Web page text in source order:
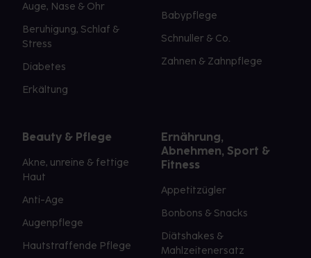
Auge, Nase & Ohr
Beruhigung, Schlaf &
Stress
Diabetes
Erkältung
Babypflege
Schnuller & Co.
Zahnen & Zahnpflege
Beauty & Pflege
Akne, unreine & fettige
Haut
Anti-Age
Augenpflege
Hautstraffende Pflege
Ernährung,
Abnehmen, Sport &
Fitness
Appetitzügler
Bonbons & Snacks
Diätshakes &
Mahlzeitenersatz